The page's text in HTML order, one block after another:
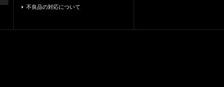
不良品の対応について